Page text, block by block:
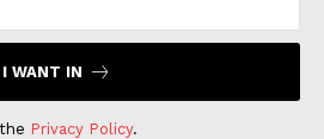
I WANT IN
Privacy Policy.